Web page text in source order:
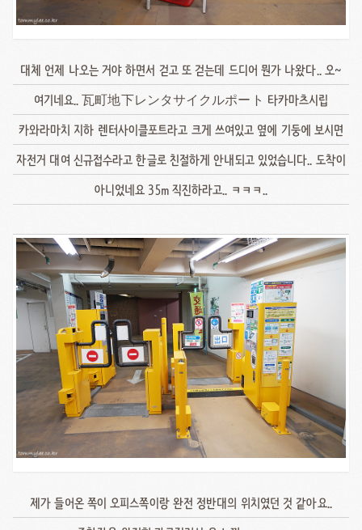
대체 언제 나오는 거야 하면서 걷고 또 걷는데 드디어 뭔가 나왔다.. 오~
여기네요.. 瓦町地下レンタサイクルポート 타카마츠시립
카와라마치 지하 렌터사이클포트라고 크게 쓰여있고 옆에 기둥에 보시면
자전거 대여 신규접수라고 한글로 친절하게 안내되고 있었습니다.. 도착이
아니었네요 35m 직진하라고.. ㅋㅋㅋ..
제가 들어온 쪽이 오피스쪽이랑 완전 정반대의 위치였던 것 같아요..